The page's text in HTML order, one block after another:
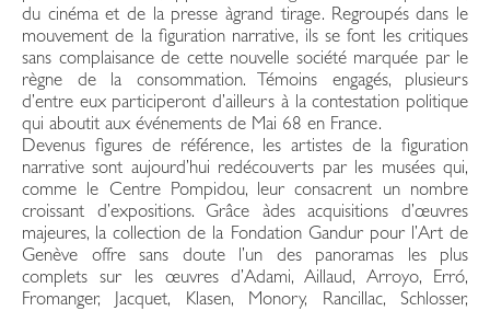
du cinéma et de la presse àgrand tirage. Regroupés dans le
mouvement de la figuration narrative, ils se font les critiques
sans complaisance de cette nouvelle société marquée par le
règne de la consommation. Témoins engagés, plusieurs
d’entre eux participeront d’ailleurs à la contestation politique
qui aboutit aux événements de Mai 68 en France.
Devenus figures de référence, les artistes de la figuration
narrative sont aujourd’hui redécouverts par les musées qui,
comme le Centre Pompidou, leur consacrent un nombre
croissant d’expositions. Grâce àdes acquisitions d’œuvres
majeures, la collection de la Fondation Gandur pour l’Art de
Genève offre sans doute l’un des panoramas les plus
complets sur les œuvres d’Adami, Aillaud, Arroyo, Erró,
Fromanger, Jacquet, Klasen, Monory, Rancillac, Schlosser,